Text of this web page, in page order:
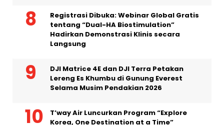
Generasi Muda
Registrasi Dibuka: Webinar Global Gratis
tentang “Dual-HA Biostimulation”
Langsung
DJI Matrice 4E dan DJI Terra Petakan
Selama Musim Pendakian 2026